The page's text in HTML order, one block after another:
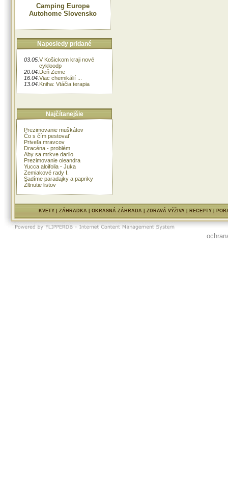
Camping Europe
Autohome Slovensko
Naposledy pridané
03.05. V Košickom kraji nové
cykloodp
20.04. Deň Zeme
16.04. Viac chemikálií ...
13.04. Kniha: Vtáčia terapia
Najčítanejšie
Prezimovanie muškátov
Čo s čím pestovať
Priveľa mravcov
Dracéna - problém
Aby sa mrkve darilo
Prezimovanie oleandra
Yucca aloifolia - Juka
Zemiakové rady I.
Sadíme paradajky a papriky
Žltnutie listov
KVETY| ZÁHRADKA| OKRASNÁ ZÁHRADA| ZDRAVÁ VÝŽIVA| RECEPTY|